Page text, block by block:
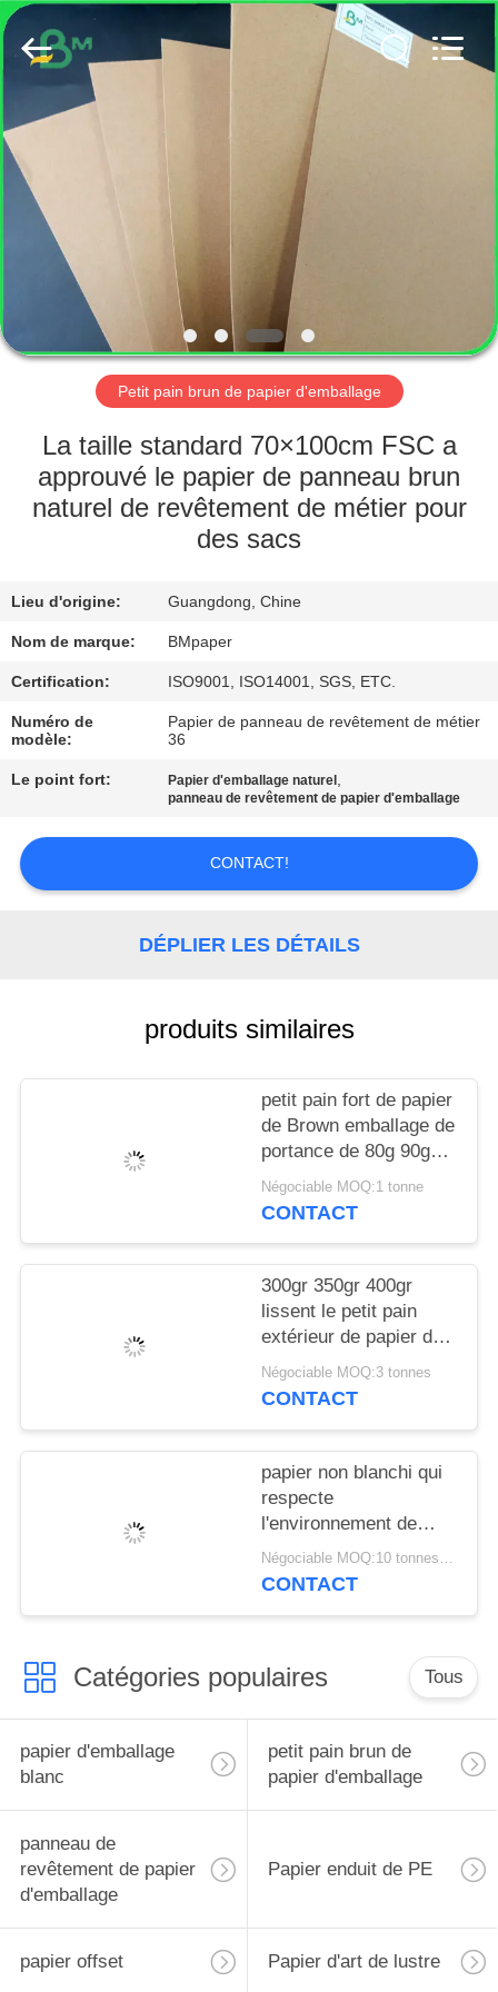
MAISON
PRODUITS
SUJET
DE
NOUS
VISITE
D'USINE
QUALITÉ
CONTACTEZ-
NOUS
NOUVELLES
CAS
PRIVACY
GUANGZHOU
BMPAPER
CO.,
LTD..
All
Petit pain brun de papier d'emballage
La taille standard 70×100cm FSC a
approuvé le papier de panneau brun
naturel de revêtement de métier pour
des sacs
Lieu d'origine: Guangdong, Chine
Nom de marque: BMpaper
Certification: ISO9001, ISO14001, SGS, ETC.
Numéro de
modèle:
Papier de panneau de revêtement de métier
36
Le point fort: Papier d'emballage naturel ,
panneau de revêtement de papier d'emballage
CONTACT!
DÉPLIER LES DÉTAILS
produits similaires
petit pain fort de papier
de Brown emballage de
portance de 80g 90g
pour le sac de Satchel
Négociable MOQ:1 tonne
CONTACT
300gr 350gr 400gr
lissent le petit pain
extérieur de papier de
Brown emballage en
paquet de bobine
Négociable MOQ:3 tonnes
CONTACT
papier non blanchi qui
respecte
l'environnement de
80GSM 120GSM
emballage pour des
Négociable MOQ:10 tonnes pour la taille spéciale et 1 tonnes pour la taille standard
CONTACT
Catégories populaires Tous
papier d'emballage
blanc
petit pain brun de
papier d'emballage
panneau de
revêtement de papier
d'emballage
Papier enduit de PE
papier offset Papier d'art de lustre